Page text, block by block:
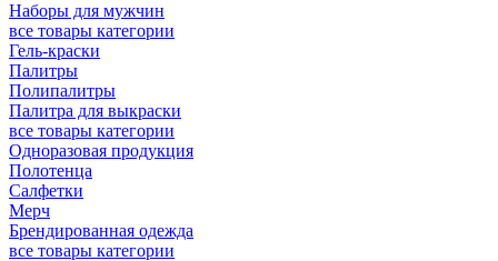
Наборы для мужчин
все товары категории
Гель-краски
Палитры
Полипалитры
Палитра для выкраски
все товары категории
Одноразовая продукция
Полотенца
Салфетки
Мерч
Брендированная одежда
все товары категории